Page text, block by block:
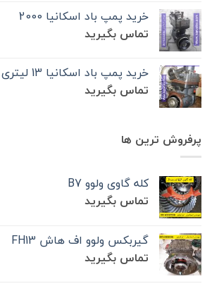
خرید پمپ باد اسکانیا 2000
تماس بگیرید
خرید پمپ باد اسکانیا 13 لیتری
تماس بگیرید
پرفروش ترین ها
کله گاوی ولوو B7
تماس بگیرید
گیربکس ولوو اف هاش FH13
تماس بگیرید